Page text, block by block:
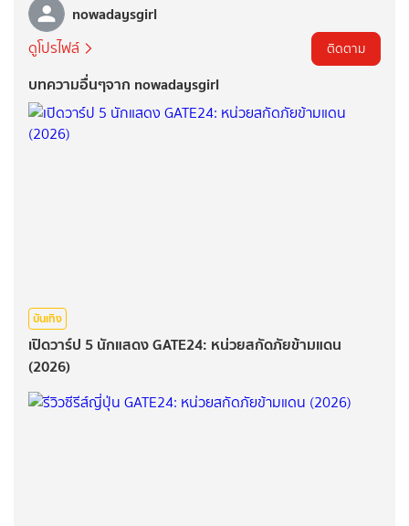
nowadaysgirl
ดูโปรไฟล์ ติดตาม
บทความอื่นๆจาก nowadaysgirl
บันเทิง
เปิดวาร์ป 5 นักแสดง GATE24: หน่วยสกัดภัยข้ามแดน
(2026)